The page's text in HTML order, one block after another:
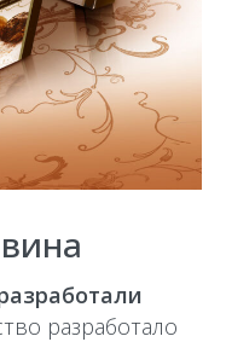
разработало